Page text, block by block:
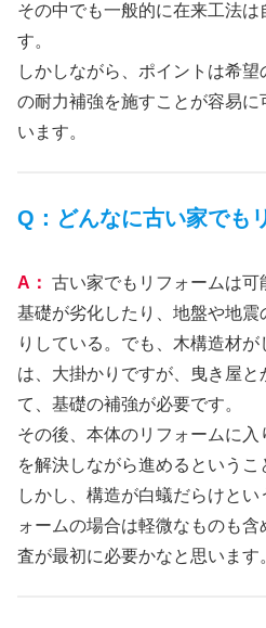
その中でも一般的に在来工法
す。
しかしながら、ポイントは希
の耐力補強を施すことが容易
います。
Q：どんなに古い家でも
A： 古い家でもリフォームは可
基礎が劣化したり、地盤や地
りしている。でも、木構造材
は、大掛かりですが、曳き屋
て、基礎の補強が必要です。
その後、本体のリフォームに
を解決しながら進めるというこ
しかし、構造が白蟻だらけと
ォームの場合は軽微なものも
査が最初に必要かなと思います